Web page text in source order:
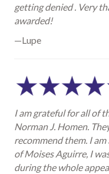
getting denied . Very
awarded!
—Lupe
I am grateful for all of
Norman J. Homen.
recommend them. I
of Moises Aguirre, I
during the whole